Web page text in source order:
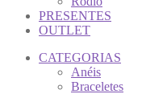
PRESENTES
OUTLET
CATEGORIAS
Anéis
Braceletes